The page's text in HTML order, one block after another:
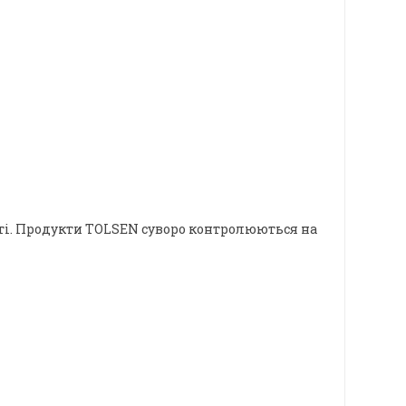
Продукти TOLSEN суворо контролюються на